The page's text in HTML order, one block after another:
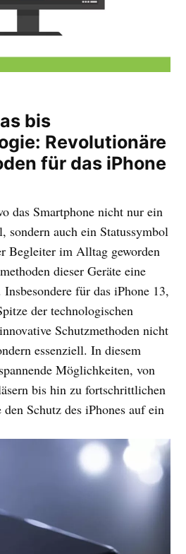
bis
Revolutionäre
für das iPhone
das Smartphone nicht nur ein
sondern auch ein Statussymbol
Begleiter im Alltag geworden
dieser Geräte eine
für das iPhone 13,
der technologischen
Schutzmethoden nicht
essenziell. In diesem
Möglichkeiten, von
bis hin zu fortschrittlichen
Schutz des iPhones auf ein